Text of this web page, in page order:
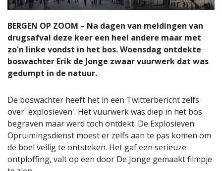
BERGEN OP ZOOM – Na dagen van meldingen van
drugsafval deze keer een heel andere maar met
zo'n linke vondst in het bos. Woensdag ontdekte
boswachter Erik de Jonge zwaar vuurwerk dat was
gedumpt in de natuur.
De boswachter heeft het in een Twitterbericht zelfs
over 'explosieven'. Het vuurwerk was diep in het bos
begraven maar werd toch ontdekt. De Explosieven
Opruimingsdienst moest er zelfs aan te pas komen om
de boel veilig te ontsteken. Het gaf een serieuze
ontploffing, valt op een door De Jonge gemaakt filmpje